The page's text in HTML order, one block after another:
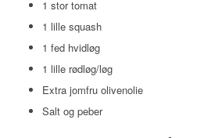
1 stor tomat
1 lille squash
1 fed hvidløg
1 lille rødløg/løg
Extra jomfru olivenolie
Salt og peber